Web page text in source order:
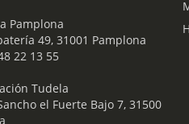
Pamplona
49, 31001 Pamplona
22 13 55
Tudela
el Fuerte Bajo 7, 31500